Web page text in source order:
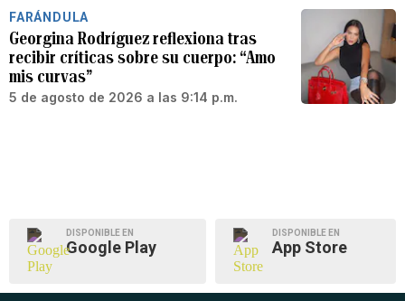
FARÁNDULA
Georgina Rodríguez reflexiona tras
recibir críticas sobre su cuerpo: “Amo
mis curvas”
5 de agosto de 2026 a las 9:14 p.m.
DISPONIBLE EN
Google Play
DISPONIBLE EN
App Store